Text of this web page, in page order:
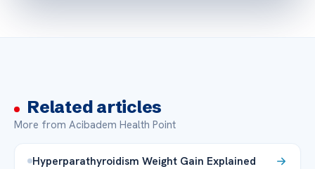
Related articles
More from Acibadem Health Point
Hyperparathyroidism Weight Gain Explained